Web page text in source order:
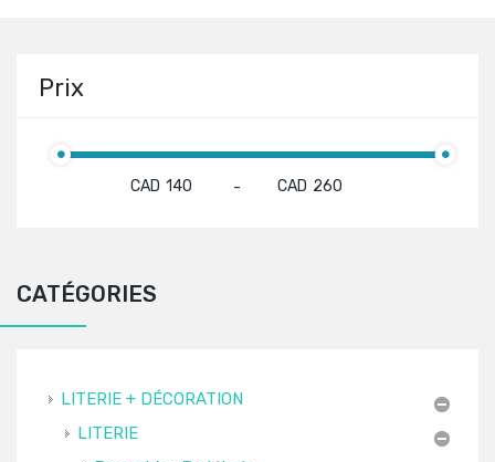
Prix
CAD - CAD
CATÉGORIES
LITERIE + DÉCORATION
LITERIE